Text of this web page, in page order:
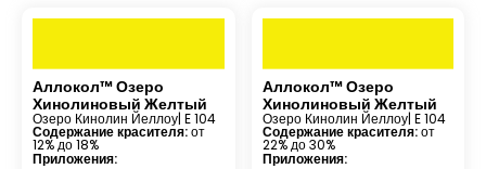
Аллокол™ Озеро
Хинолиновый Желтый
Озеро Кинолин Йеллоу| E 104
Содержание красителя:от
12% до 18%
Приложения:
Аллокол™ Озеро
Хинолиновый Желтый
Озеро Кинолин Йеллоу| E 104
Содержание красителя:от
22% до 30%
Приложения: